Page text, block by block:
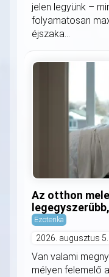
jelen legyünk –
folyamatosan
éjszaka...
Az otthon
Ezoterika
2026. augusztus 5.
Van valami
mélyen felemelő